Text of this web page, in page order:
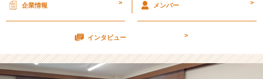
か]
働
始
め
企業情報 > メンバー >
インタビュー >